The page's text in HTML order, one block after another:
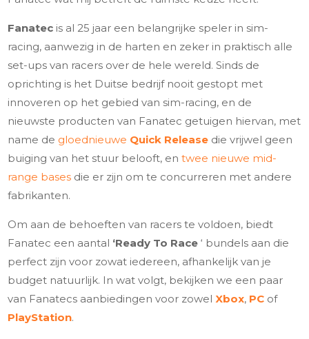
Fanatec is al 25 jaar een belangrijke speler in sim-
racing, aanwezig in de harten en zeker in praktisch alle
set-ups van racers over de hele wereld. Sinds de
oprichting is het Duitse bedrijf nooit gestopt met
innoveren op het gebied van sim-racing, en de
nieuwste producten van Fanatec getuigen hiervan, met
name de gloednieuwe Quick Release die vrijwel geen
buiging van het stuur belooft, entwee nieuwe mid-
range bases die er zijn om te concurreren met andere
fabrikanten.
Om aan de behoeften van racers te voldoen, biedt
Fanatec een aantal ‘Ready To Race ‘ bundels aan die
perfect zijn voor zowat iedereen, afhankelijk van je
budget natuurlijk. In wat volgt, bekijken we een paar
van Fanatecs aanbiedingen voor zowelXbox, PC of
PlayStation.